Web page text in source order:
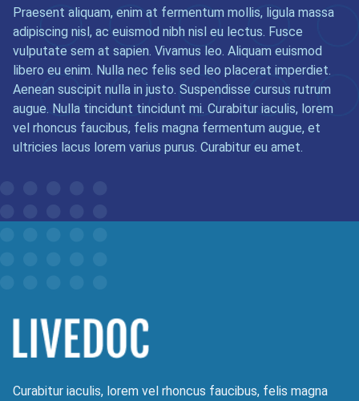
Praesent aliquam, enim at fermentum mollis, ligula massa
adipiscing nisl, ac euismod nibh nisl eu lectus. Fusce
vulputate sem at sapien. Vivamus leo. Aliquam euismod
libero eu enim. Nulla nec felis sed leo placerat imperdiet.
Aenean suscipit nulla in justo. Suspendisse cursus rutrum
augue. Nulla tincidunt tincidunt mi. Curabitur iaculis, lorem
vel rhoncus faucibus, felis magna fermentum augue, et
ultricies lacus lorem varius purus. Curabitur eu amet.
Curabitur iaculis, lorem vel rhoncus faucibus, felis magna